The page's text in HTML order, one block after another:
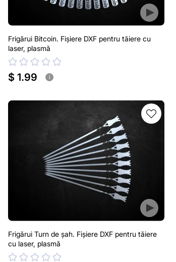
Frigărui Bitcoin. Fișiere DXF pentru tăiere cu
laser, plasmă
$ 1.99 i
Frigărui Turn de șah. Fișiere DXF pentru tăiere
cu laser, plasmă